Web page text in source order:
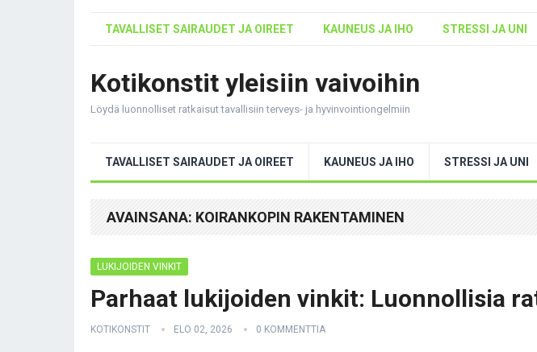
TAVALLISET SAIRAUDET JA OIREET KAUNEUS JA IHO STRESSI JA UNI
Kotikonstit yleisiin vaivoihin
Löydä luonnolliset ratkaisut tavallisiin terveys- ja hyvinvointiongelmiin
TAVALLISET SAIRAUDET JA OIREET KAUNEUS JA IHO STRESSI JA UNI
AVAINSANA: KOIRANKOPIN RAKENTAMINEN
LUKIJOIDEN VINKIT
Parhaat lukijoiden vinkit: Luonnollisia
KOTIKONSTIT ELO 02, 2026 0 KOMMENTTIA